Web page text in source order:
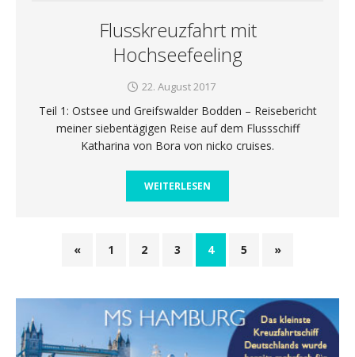
Flusskreuzfahrt mit
Hochseefeeling
22. August 2017
Teil 1: Ostsee und Greifswalder Bodden – Reisebericht
meiner siebentägigen Reise auf dem Flussschiff
Katharina von Bora von nicko cruises.
WEITERLESEN
« 1 2 3 4 5 »